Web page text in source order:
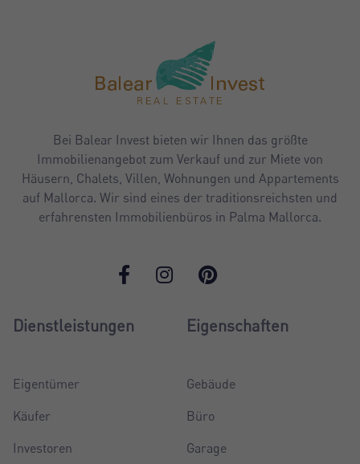
Bei Balear Invest bieten wir Ihnen das größte
Immobilienangebot zum Verkauf und zur Miete von
Häusern, Chalets, Villen, Wohnungen und Appartements
auf Mallorca. Wir sind eines der traditionsreichsten und
erfahrensten Immobilienbüros in Palma Mallorca.
Dienstleistungen
Eigentümer
Käufer
Investoren
Eigenschaften
Gebäude
Büro
Garage